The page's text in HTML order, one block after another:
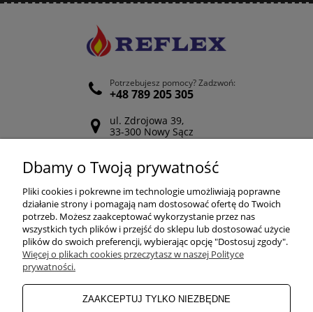
Potrzebujesz pomocy? Zadzwoń:
+48 789 205 305
ul. Zdrojowa 39,
33-300 Nowy Sącz
Odwiedź nasz Facebook
POMOC
ZAKUPY
MOJE KONTO
Dbamy o Twoją prywatność
Pliki cookies i pokrewne im technologie umożliwiają poprawne
działanie strony i pomagają nam dostosować ofertę do Twoich
potrzeb. Możesz zaakceptować wykorzystanie przez nas
wszystkich tych plików i przejść do sklepu lub dostosować użycie
plików do swoich preferencji, wybierając opcję "Dostosuj zgody".
Więcej o plikach cookies przeczytasz w naszej Polityce
prywatności.
ZAAKCEPTUJ TYLKO NIEZBĘDNE